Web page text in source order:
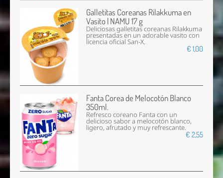
Galletitas Coreanas Rilakkuma en
Vasito | NAMU 17 g
Deliciosas galletitas coreanas Rilakkuma
presentadas en un adorable vasito con
licencia oficial San-X.
€ 1,00
Fanta Corea de Melocotón Blanco
350ml.
Refresco coreano Fanta con un
delicioso sabor a melocotón blanco,
ligero, afrutado y muy refrescante.
€ 2,55